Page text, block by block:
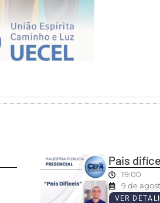
Pais
19:00
9 de
VER